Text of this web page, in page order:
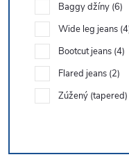
Baggy džíny 6
Wide leg jeans 4
Bootcut jeans 4
Flared jeans 2
Zúžený (tapered)